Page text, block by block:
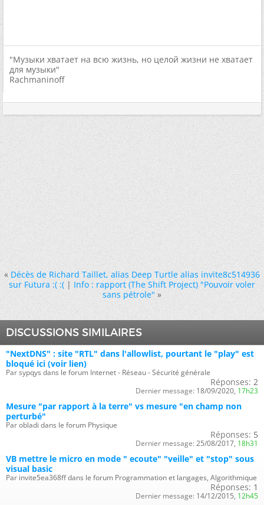
"Музыки хватает на всю жизнь, но целой жизни не хватает
для музыки"
Rachmaninoff
« Décès de Richard Taillet, alias Deep Turtle alias invite8c514936
sur Futura :( :(|Info : rapport (The Shift Project) "Pouvoir voler
sans pétrole" »
DISCUSSIONS SIMILAIRES
"NextDNS" : site "RTL" dans l'allowlist, pourtant le "play" est
bloqué ici (voir lien)
Par sypqys dans le forum Internet - Réseau - Sécurité générale
Réponses: 2
Dernier message: 18/09/2020, 17h23
Mesure "par rapport à la terre" vs mesure "en champ non
perturbé"
Par obladi dans le forum Physique
Réponses: 5
Dernier message: 25/08/2017, 18h31
VB mettre le micro en mode " ecoute" "veille" et "stop" sous
visual basic
Par invite5ea368ff dans le forum Programmation et langages, Algorithmique
Réponses: 1
Dernier message: 14/12/2015, 12h45